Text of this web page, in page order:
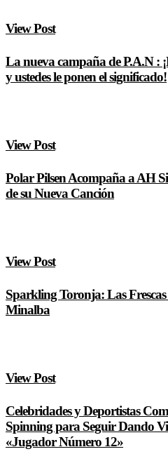
View Post
La nueva campaña de P.A.N :
y ustedes le ponen el significado!
View Post
Polar Pilsen Acompaña a AH
de su Nueva Canción
View Post
Sparkling Toronja: Las
Minalba
View Post
Celebridades y Deportistas
Spinning para Seguir Dando
«Jugador Número 12»